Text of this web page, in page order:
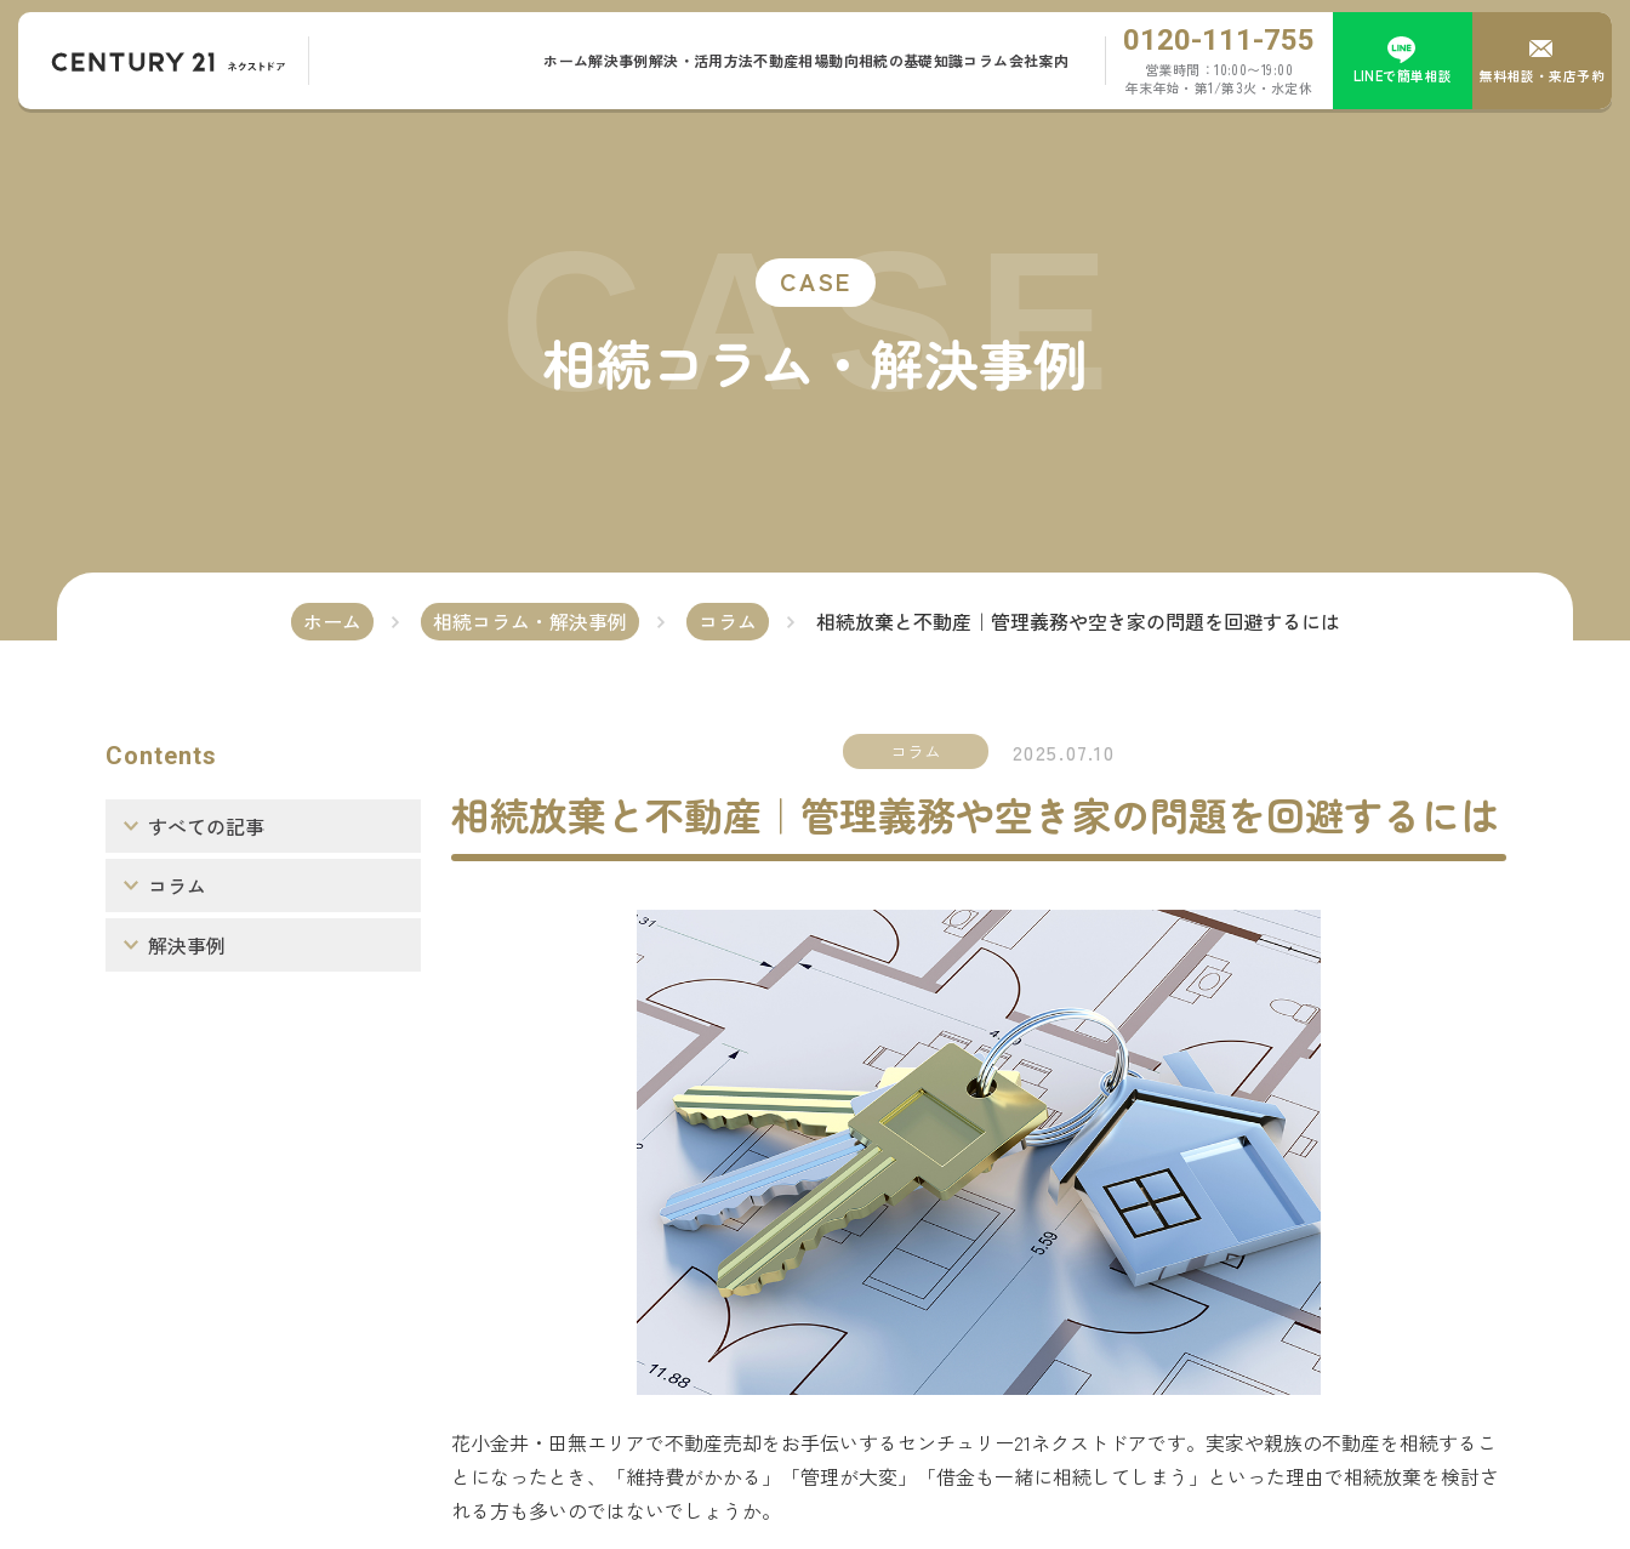
ホーム解決事例解決・活用方法不動産相場動向相続の基礎知識コラム会社案内
0120-111-755
営業時間：10:00〜19:00
年末年始・第1/第3火・水定休
LINEで簡単相談 無料相談・来店予約
CASE
CASE
相続コラム・解決事例
ホーム 相続コラム・解決事例 コラム 相続放棄と不動産｜管理義務や空き家の問題を回避するには
Contents
すべての記事
コラム
解決事例
2025.07.10
コラム
相続放棄と不動産｜管理義務や空き家の問題を回避するには
花小金井・田無エリアで不動産売却をお手伝いするセンチュリー21ネクストドアです。実家や親族の不動産を相続するこ
とになったとき、「維持費がかかる」「管理が大変」「借金も一緒に相続してしまう」といった理由で相続放棄を検討さ
れる方も多いのではないでしょうか。